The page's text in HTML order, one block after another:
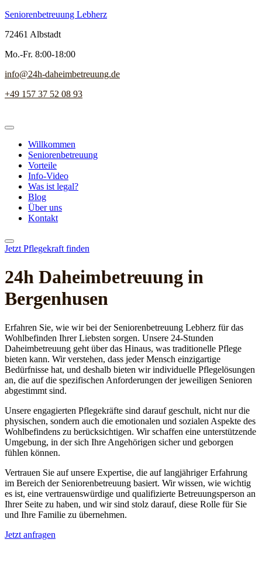
Seniorenbetreuung Lebherz
72461 Albstadt
Mo.-Fr. 8:00-18:00
info@24h-daheimbetreuung.de
+49 157 37 52 08 93
Willkommen
Seniorenbetreuung
Vorteile
Info-Video
Was ist legal?
Blog
Über uns
Kontakt
Jetzt Pflegekraft finden
24h Daheim­betreuung in
Bergenhusen
Erfahren Sie, wie wir bei der Seniorenbetreuung Lebherz für das
Wohlbefinden Ihrer Liebsten sorgen. Unsere 24-Stunden
Daheimbetreuung geht über das Hinaus, was traditionelle Pflege
bieten kann. Wir verstehen, dass jeder Mensch einzigartige
Bedürfnisse hat, und deshalb bieten wir individuelle Pflegelösungen
an, die auf die spezifischen Anforderungen der jeweiligen Senioren
abgestimmt sind.
Unsere engagierten Pflegekräfte sind darauf geschult, nicht nur die
physischen, sondern auch die emotionalen und sozialen Aspekte des
Wohlbefindens zu berücksichtigen. Wir schaffen eine unterstützende
Umgebung, in der sich Ihre Angehörigen sicher und geborgen
fühlen können.
Vertrauen Sie auf unsere Expertise, die auf langjähriger Erfahrung
im Bereich der Seniorenbetreuung basiert. Wir wissen, wie wichtig
es ist, eine vertrauenswürdige und qualifizierte Betreuungsperson an
Ihrer Seite zu haben, und wir sind stolz darauf, diese Rolle für Sie
und Ihre Familie zu übernehmen.
Jetzt anfragen